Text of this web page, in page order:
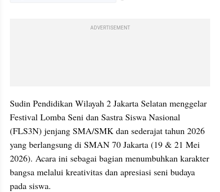
ADVERTISEMENT
Sudin Pendidikan Wilayah 2 Jakarta Selatan menggelar
Festival Lomba Seni dan Sastra Siswa Nasional
(FLS3N) jenjang SMA/SMK dan sederajat tahun 2026
yang berlangsung di SMAN 70 Jakarta (19 & 21 Mei
2026). Acara ini sebagai bagian menumbuhkan karakter
bangsa melalui kreativitas dan apresiasi seni budaya
pada siswa.